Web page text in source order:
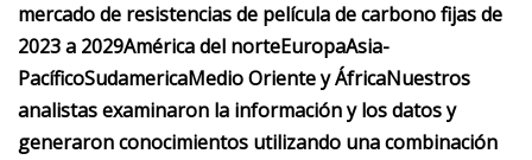
mercado de resistencias de película de carbono fijas de
2023 a 2029América del norteEuropaAsia-
PacíficoSudamericaMedio Oriente y ÁfricaNuestros
analistas examinaron la información y los datos y
generaron conocimientos utilizando una combinación